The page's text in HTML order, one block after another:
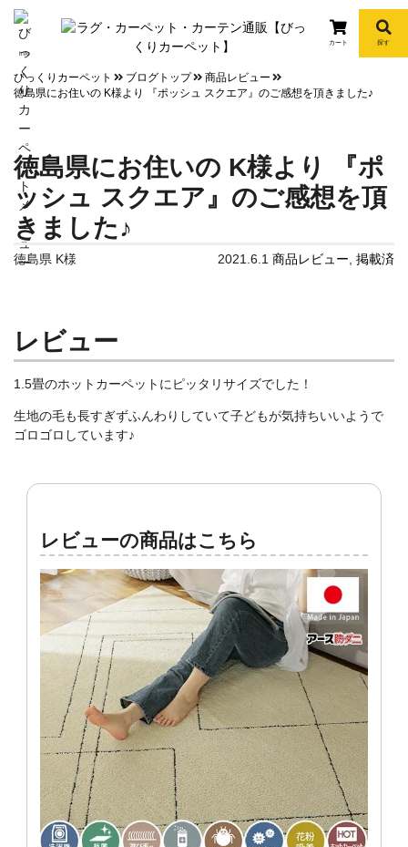
info
カート 探す
びっくりカーペット ブログトップ
商品レビュー
徳島県にお住いの K様より 『ポッシュ スクエア』のご感想を頂きました♪
徳島県にお住いの K様より 『ポ
ッシュ スクエア』のご感想を頂
きました♪
徳島県 K様 2021.6.1 商品レビュー 掲載済
レビュー
1.5畳のホットカーペットにピッタリサイズでした！
生地の毛も長すぎずふんわりしていて子どもが気持ちいいようで
ゴロゴロしています♪
レビューの商品はこちら